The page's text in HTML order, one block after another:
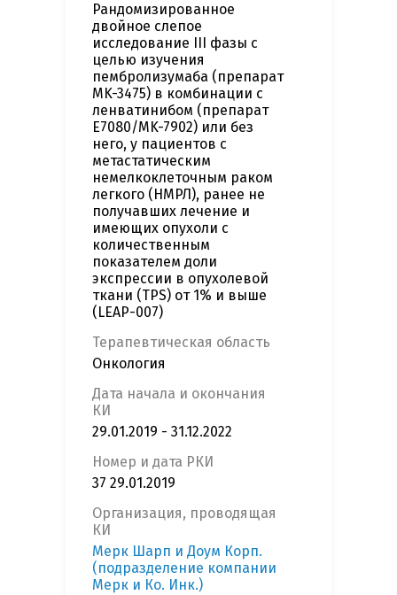
Рандомизированное
двойное слепое
исследование III фазы с
целью изучения
пембролизумаба (препарат
MK-3475) в комбинации с
ленватинибом (препарат
E7080/MK-7902) или без
него, у пациентов с
метастатическим
немелкоклеточным раком
легкого (НМРЛ), ранее не
получавших лечение и
имеющих опухоли с
количественным
показателем доли
экспрессии в опухолевой
ткани (TPS) от 1% и выше
(LEAP-007)
Терапевтическая область
Онкология
Дата начала и окончания
КИ
29.01.2019 - 31.12.2022
Номер и дата РКИ
37 29.01.2019
Организация, проводящая
КИ
Мерк Шарп и Доум Корп.
(подразделение компании
Мерк и Ко. Инк.)